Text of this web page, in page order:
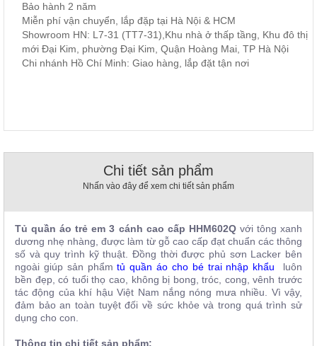
Trang
Nội
Thất
Nhà
Hàng
Hàng
Bảo hành 2 năm
Miễn phí vận chuyển, lắp đặp tại Hà Nội & HCM
Showroom HN: L7-31 (TT7-31),Khu nhà ở thấp tầng, Khu đô thị
mới Đại Kim, phường Đại Kim, Quận Hoàng Mai, TP Hà Nội
Chi nhánh Hồ Chí Minh: Giao hàng, lắp đặt tận nơi
Chi tiết sản phẩm
Nhấn vào đây để xem chi tiết sản phẩm
Tủ quần áo trẻ em 3 cánh cao cấp HHM602Qvới tông xanh
dương nhẹ nhàng, được làm từ gỗ cao cấp đạt chuẩn các thông
số và quy trình kỹ thuật. Đồng thời được phủ sơn Lacker bên
ngoài giúp sản phẩmtủ quần áo cho bé trai nhập khẩu luôn
bền đẹp, có tuổi thọ cao, không bị bong, tróc, cong, vênh trước
tác động của khí hậu Việt Nam nắng nóng mưa nhiều. Vì vậy,
đảm bảo an toàn tuyệt đối về sức khỏe và trong quá trình sử
dụng cho con.
Thông tin chi tiết sản phẩm: